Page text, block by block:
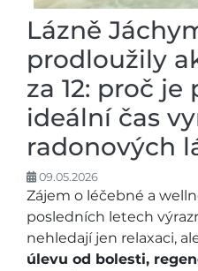
Lázně
prodloužily
za 12: proč je
ideální čas
radonových
09.05.2026
Zájem o léčebné a
posledních letech
nehledají jen relaxaci,
úlevu od bolesti,